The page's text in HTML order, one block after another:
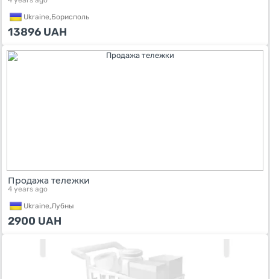
Ukraine,Борисполь
13896 UAH
Продажа тележки
4 years ago
Ukraine,Лубны
2900 UAH